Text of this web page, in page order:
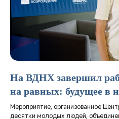
На ВДНХ завершил
на равных: будущее в
Мероприятие, организованное
десятки молодых людей,
ПУБЛИКАЦИИ О
НАШИХ